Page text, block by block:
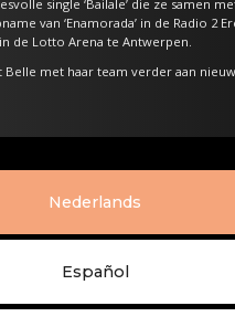
Nederlands
Español
single ‘Bailale’ die ze samen
van ‘Enamorada’ in de Radio 2
in de Lotto Arena te Antwerpen.
Belle met haar team verder aan